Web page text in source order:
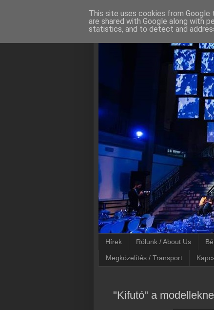
Hírek Rólunk / About Us
Megközelítés / Transport
"Kifutó" a
This site uses cookies from Google
are shared with Google along with
statistics, and to detect and